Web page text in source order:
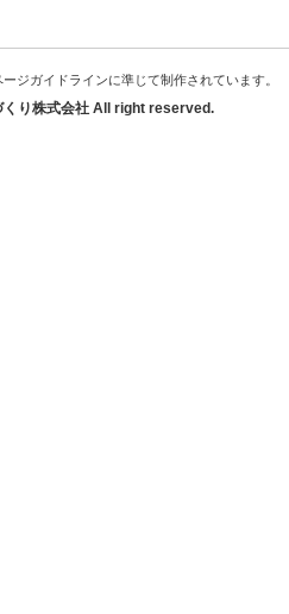
ジガイドラインに準じて制作されています。
り株式会社 All right reserved.